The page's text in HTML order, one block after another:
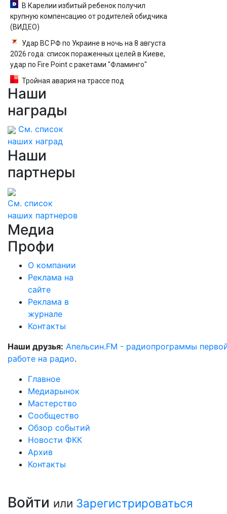
В Карелии избитый ребенок получил
крупную компенсацию от родителей обидчика
(ВИДЕО)
Удар ВС РФ по Украине в ночь на 8 августа
2026 года: список пораженных целей в Киеве,
удар по Fire Point с ракетами "Фламинго"
Тройная авария на трассе под
Волгоградом, в больнице 6 человек — видео
Наши
награды
См. список
наших наград
Наши
партнеры
См. список
наших партнеров
Медиа
Профи
О компании
Реклама на
сайте
Реклама в
журнале
Контакты
Наши друзья: Апельсин.FM - радиопрограммы
работе на радио.
Главное
Медиарынок
Мастерство
Сообщество
Обзор событий
Новости ФКК
Архив
Контакты
Войти или Зарегистрироваться